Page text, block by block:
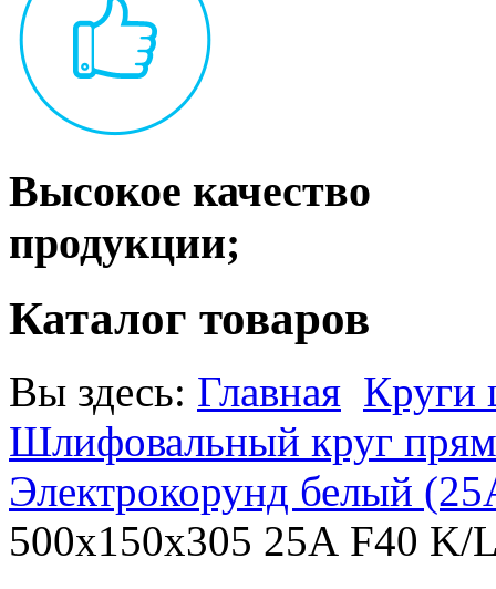
Высокое качество
продукции;
Каталог товаров
Вы здесь: Главная Круги
Шлифовальный круг
Электрокорунд белый
500х150х305 25А F40 K/